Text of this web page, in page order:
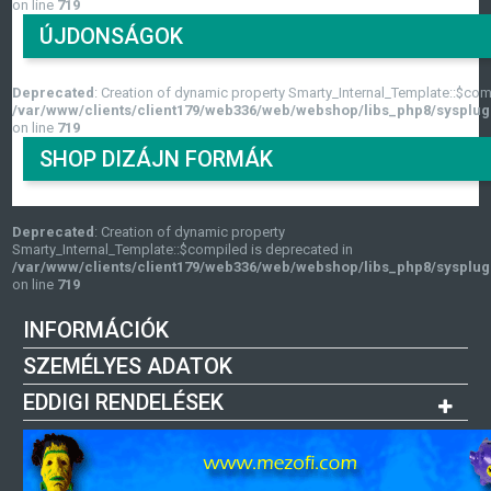
on line 719
ÚJDONSÁGOK
Deprecated : Creation of dynamic property
/var/www/clients/client179/web336/web/webshop/libs_php8/
on line 719
SHOP DIZÁJN FORMÁK
Deprecated : Creation of dynamic property
Smarty_Internal_Template::$compiled is deprecated in
/var/www/clients/client179/web336/web/webshop/libs_php8/
on line 719
INFORMÁCIÓK
SZEMÉLYES ADATOK
EDDIGI RENDELÉSEK